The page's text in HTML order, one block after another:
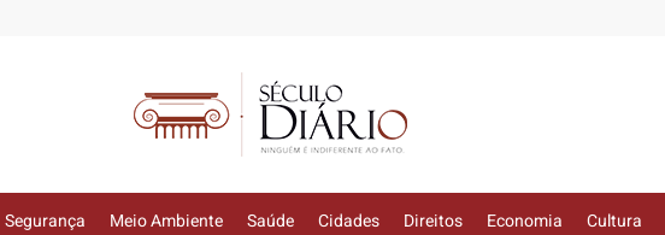
Segurança Meio Ambiente Saúde Cidades Direitos Economia Cultura